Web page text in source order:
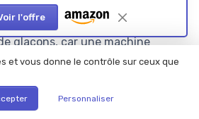
pour les buffets. Chaque
professionnelle doit préciser le
glaçons, car une machine
ne répond pas aux mêmes
glacons pour poissonnerie. Les
glaçons professionnelles
la taille des glaçons, ce
l'offre
et vous donne le contrôle sur ceux que
Personnaliser